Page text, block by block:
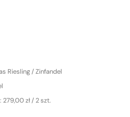
Riesling / Zinfandel
279,00 zł / 2 szt.